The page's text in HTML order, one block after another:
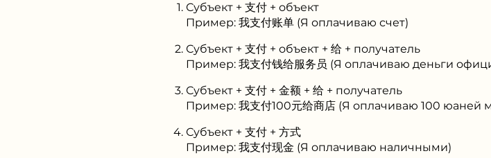
Субъект + 支付 + объект
Пример: 我支付账单 (Я оплачиваю счет)
Субъект + 支付 + объект + 给 + получатель
Пример: 我支付钱给服务员 (Я оплачиваю деньги
Субъект + 支付 + 金额 + 给 + получатель
Пример: 我支付100元给商店 (Я оплачиваю 100 юаней
Субъект + 支付 + 方式
Пример: 我支付现金 (Я оплачиваю наличными)